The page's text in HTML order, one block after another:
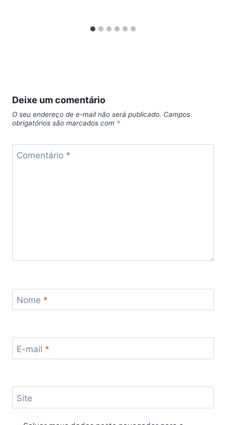
Deixe um comentário
O seu endereço de e-mail não será publicado. Campos
obrigatórios são marcados com *
Comentário *
Nome *
E-mail *
Site